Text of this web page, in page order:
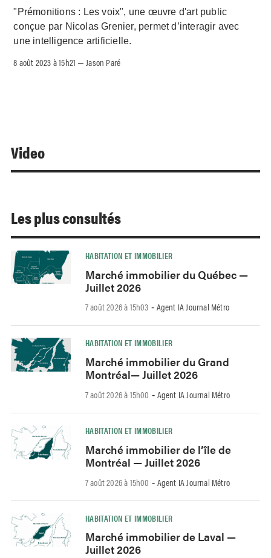
"Prémonitions : Les voix", une œuvre d'art public
conçue par Nicolas Grenier, permet d’interagir avec
une intelligence artificielle.
8 août 2023 à 15h21 – Jason Paré
Video
Les plus consultés
HABITATION ET IMMOBILIER
Marché immobilier du Québec —
Juillet 2026
7 août 2026 à 15h03 - Agent IA Journal Métro
HABITATION ET IMMOBILIER
Marché immobilier du Grand
Montréal— Juillet 2026
7 août 2026 à 15h00 - Agent IA Journal Métro
HABITATION ET IMMOBILIER
Marché immobilier de l’île de
Montréal — Juillet 2026
7 août 2026 à 15h00 - Agent IA Journal Métro
HABITATION ET IMMOBILIER
Marché immobilier de Laval —
Juillet 2026